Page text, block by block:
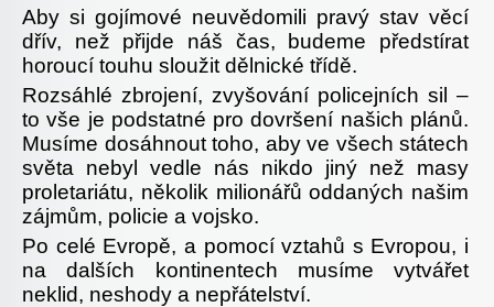
Aby si gojímové neuvědomili pravý stav věcí
dřív, než přijde náš čas, budeme předstírat
horoucí touhu sloužit dělnické třídě.
Rozsáhlé zbrojení, zvyšování policejních sil –
to vše je podstatné pro dovršení našich plánů.
Musíme dosáhnout toho, aby ve všech státech
světa nebyl vedle nás nikdo jiný než masy
proletariátu, několik milionářů oddaných našim
zájmům, policie a vojsko.
Po celé Evropě, a pomocí vztahů s Evropou, i
na dalších kontinentech musíme vytvářet
neklid, neshody a nepřátelství.